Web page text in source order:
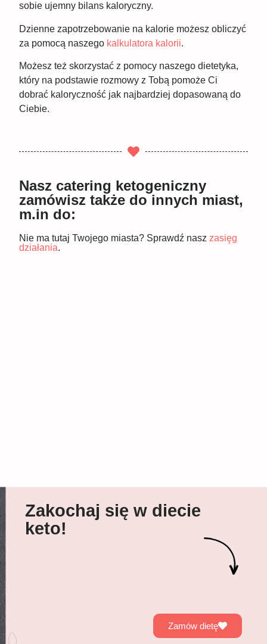
sobie ujemny bilans kaloryczny.
Dzienne zapotrzebowanie na kalorie możesz obliczyć
za pomocą naszego kalkulatora kalorii.
Możesz też skorzystać z pomocy naszego dietetyka,
który na podstawie rozmowy z Tobą pomoże Ci
dobrać kaloryczność jak najbardziej dopasowaną do
Ciebie.
Nasz catering ketogeniczny
zamówisz także do innych miast,
m.in do:
Nie ma tutaj Twojego miasta? Sprawdź nasz zasięg
działania.
Zakochaj się w diecie
keto!
Zamów dietę